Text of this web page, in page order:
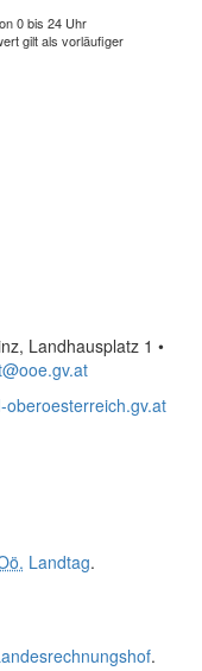
0 bis 24 Uhr
gilt als vorläufiger
Landhausplatz 1 •
oberoesterreich.gv.at
Landtag.
.